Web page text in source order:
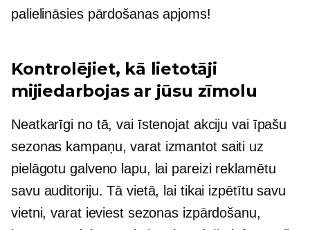
palielināsies pārdošanas apjoms!
Kontrolējiet, kā lietotāji
mijiedarbojas ar jūsu zīmolu
Neatkarīgi no tā, vai īstenojat akciju vai īpašu
sezonas kampaņu, varat izmantot saiti uz
pielāgotu galveno lapu, lai pareizi reklamētu
savu auditoriju. Tā vietā, lai tikai izpētītu savu
vietni, varat ieviest sezonas izpārdošanu,